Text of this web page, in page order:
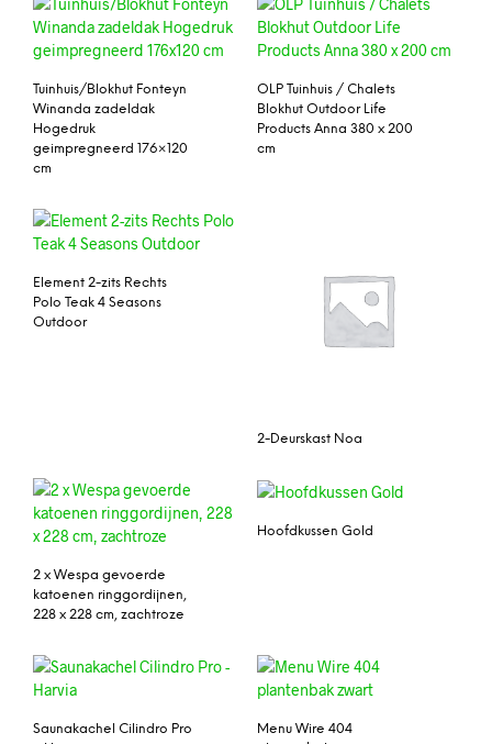
Tuinhuis/Blokhut Fonteyn
Winanda zadeldak
Hogedruk
geimpregneerd 176×120
cm
OLP Tuinhuis / Chalets
Blokhut Outdoor Life
Products Anna 380 x 200
cm
Element 2-zits Rechts
Polo Teak 4 Seasons
Outdoor
2-Deurskast Noa
2 x Wespa gevoerde
katoenen ringgordijnen,
228 x 228 cm, zachtroze
Hoofdkussen Gold
Saunakachel Cilindro Pro
Menu Wire 404